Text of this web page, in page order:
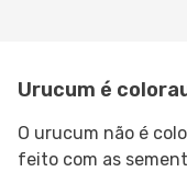
Urucum é
O urucum não é
feito com as